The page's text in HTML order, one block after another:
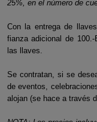
25%, en el número de
Con la entrega de
fianza adicional de
las llaves.
Se contratan, si se
de eventos,
alojan (se hace a través